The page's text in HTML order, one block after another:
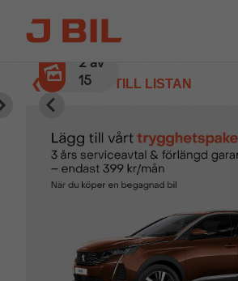
❮ TILLBAKA TILL LISTAN
2av
15